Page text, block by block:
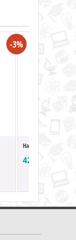
Hazbin Hotel -
42.90
-3%